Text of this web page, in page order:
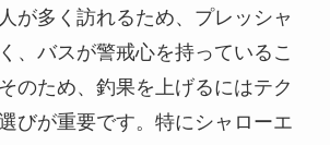
が多く訪れるため、プレッシャ
、バスが警戒心を持っているこ
のため、釣果を上げるにはテク
びが重要です。特にシャローエ